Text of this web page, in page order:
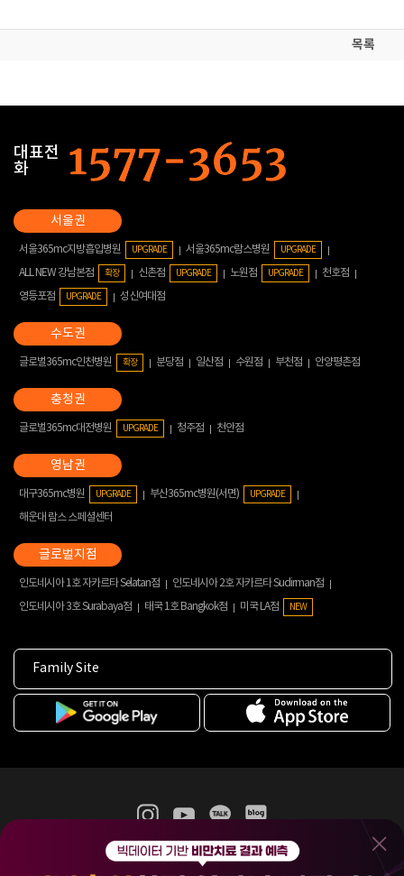
목록
대표전
화
서울365mc지방흡입병원 UPGRADE 서울365mc람스병원 UPGRADE
ALL NEW 강남본점 확장 신촌점 UPGRADE 노원점 UPGRADE
천호점
영등포점
UPGRADE 성신여대점
글로벌365mc인천병원 확장 분당점 일산점 수원점 부천점 안양평촌점
글로벌365mc대전병원 UPGRADE 청주점 천안점
대구365mc병원 UPGRADE 부산365mc병원(서면) UPGRADE
해운대 람스 스페셜센터
인도네시아 1호 자카르타 Selatan점
인도네시아 2호 자카르타 Sudirman점
인도네시아 3호 Surabaya점
태국 1호 Bangkok점 미국 LA점 NEW
Family Site
365mc 병·의원 이용약관
홈페이지 이용약관
비급여진료수가